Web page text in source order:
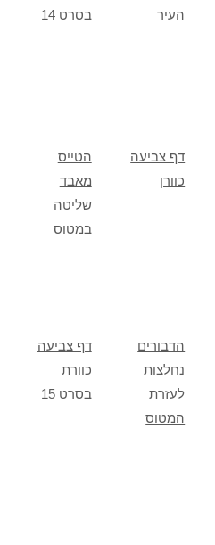
בסרט 14
העיר
הטייס
מאבד
שליטה
במטוס
דף צביעה
כוורן
דף צביעה
כוורת
בסרט 15
הדבורים
נחלצות
לעזרת
המטוס